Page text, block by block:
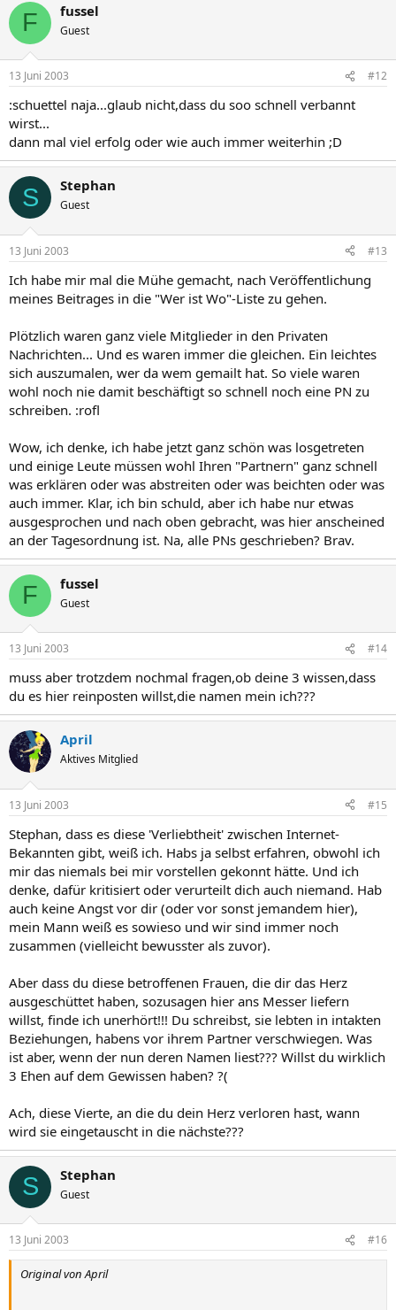
F fussel
Guest
13 Juni 2003 #12
:schuettel naja...glaub nicht,dass du soo schnell verbannt
wirst...
dann mal viel erfolg oder wie auch immer weiterhin ;D
S Stephan
Guest
13 Juni 2003 #13
Ich habe mir mal die Mühe gemacht, nach Veröffentlichung
meines Beitrages in die "Wer ist Wo"-Liste zu gehen.
Plötzlich waren ganz viele Mitglieder in den Privaten
Nachrichten... Und es waren immer die gleichen. Ein leichtes
sich auszumalen, wer da wem gemailt hat. So viele waren
wohl noch nie damit beschäftigt so schnell noch eine PN zu
schreiben. :rofl
Wow, ich denke, ich habe jetzt ganz schön was losgetreten
und einige Leute müssen wohl Ihren "Partnern" ganz schnell
was erklären oder was abstreiten oder was beichten oder was
auch immer. Klar, ich bin schuld, aber ich habe nur etwas
ausgesprochen und nach oben gebracht, was hier anscheined
an der Tagesordnung ist. Na, alle PNs geschrieben? Brav.
F fussel
Guest
13 Juni 2003 #14
muss aber trotzdem nochmal fragen,ob deine 3 wissen,dass
du es hier reinposten willst,die namen mein ich???
April
Aktives Mitglied
13 Juni 2003 #15
Stephan, dass es diese 'Verliebtheit' zwischen Internet-
Bekannten gibt, weiß ich. Habs ja selbst erfahren, obwohl ich
mir das niemals bei mir vorstellen gekonnt hätte. Und ich
denke, dafür kritisiert oder verurteilt dich auch niemand. Hab
auch keine Angst vor dir (oder vor sonst jemandem hier),
mein Mann weiß es sowieso und wir sind immer noch
zusammen (vielleicht bewusster als zuvor).
Aber dass du diese betroffenen Frauen, die dir das Herz
ausgeschüttet haben, sozusagen hier ans Messer liefern
willst, finde ich unerhört!!! Du schreibst, sie lebten in intakten
Beziehungen, habens vor ihrem Partner verschwiegen. Was
ist aber, wenn der nun deren Namen liest??? Willst du wirklich
3 Ehen auf dem Gewissen haben? ?(
Ach, diese Vierte, an die du dein Herz verloren hast, wann
wird sie eingetauscht in die nächste???
S Stephan
Guest
13 Juni 2003 #16
Original von April